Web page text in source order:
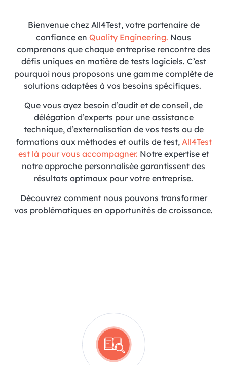
Bienvenue chez All4Test, votre partenaire de
confiance en Quality Engineering. Nous
comprenons que chaque entreprise rencontre des
défis uniques en matière de tests logiciels. C’est
pourquoi nous proposons une gamme complète de
solutions adaptées à vos besoins spécifiques.
Que vous ayez besoin d’audit et de conseil, de
délégation d’experts pour une assistance
technique, d’externalisation de vos tests ou de
formations aux méthodes et outils de test, All4Test
est là pour vous accompagner. Notre expertise et
notre approche personnalisée garantissent des
résultats optimaux pour votre entreprise.
Découvrez comment nous pouvons transformer
vos problématiques en opportunités de croissance.